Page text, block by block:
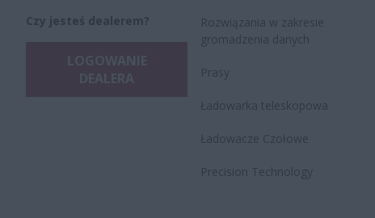
Czy jesteś dealerem?
Rozwiązania w zakresie
gromadzenia danych
Prasy
Ładowarka teleskopowa
Ładowacze Czołowe
Precision Technology